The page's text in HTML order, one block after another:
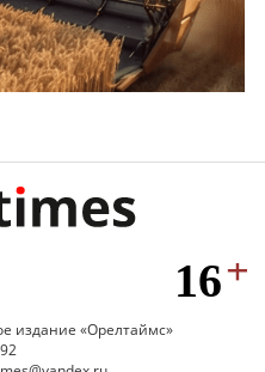
издание «Орелтаймс»